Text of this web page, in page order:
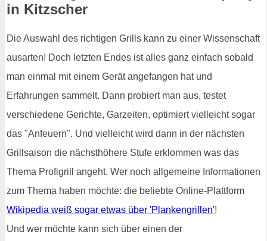
in Kitzscher
Die Auswahl des richtigen Grills kann zu einer Wissenschaft
ausarten! Doch letzten Endes ist alles ganz einfach sobald
man einmal mit einem Gerät angefangen hat und
Erfahrungen sammelt. Dann probiert man aus, testet
verschiedene Gerichte, Garzeiten, optimiert vielleicht sogar
das "Anfeuern". Und vielleicht wird dann in der nächsten
Grillsaison die nächsthöhere Stufe erklommen was das
Thema Profigrill angeht. Wer noch allgemeine Informationen
zum Thema haben möchte: die beliebte Online-Plattform
Wikipedia weiß sogar etwas über 'Plankengrillen'!
Und wer möchte kann sich über einen der